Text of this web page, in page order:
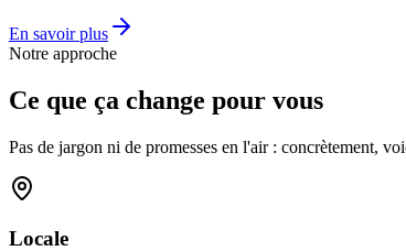
En savoir plus
Notre approche
Ce que ça change pour vous
Pas de jargon ni de promesses en l'air : concrètement,
Locale